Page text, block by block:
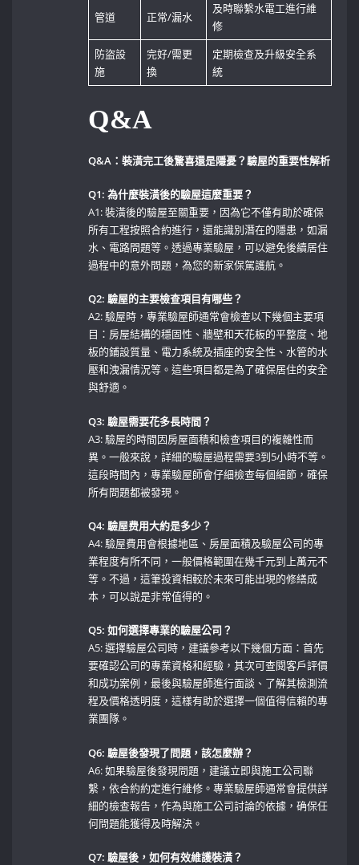
管道 正常/漏水
及時聯繫水電工進行維
修
防盜設
施
完好/需更
換
定期檢查及升級安全系
統
Q&A
Q&A：裝潢完工後驚喜還是隱憂？驗屋的重要性解析
Q1: 為什麼裝潢後的驗屋這麼重要？
A1:‌ 裝潢後的驗屋至關重要，因為它不僅有助於確保
所有工程按照合約進行，還能識別潛在的隱患，如漏
水、電路問題等。透過專業驗屋，可以避免後續居住
過程中的意外問題，為您的新家保駕護航。
Q2: 驗屋的主要檢查項目有哪些？
A2:⁣ 驗屋時，專業驗屋師通常會檢查以下幾個主要項
目：房屋結構的穩固性、牆壁和天花板的平整度、地
板的鋪設質量、電力系統及插座的安全性、水管的水
壓和洩漏情況等。這些項目都是為了確保居住的安全
與舒適。
Q3:⁢ 驗屋需要花多長時間？
A3: 驗屋的時間因房屋面積和檢查項目的複雜性而
異。一般來說，詳細的驗屋過程需要3到5小時不等。
這段時間內，專業驗屋師會仔細檢查每個細節，確保
所有問題都被發現。
Q4: 驗屋费用大約是多少？
A4: 驗屋費用會根據地區、房屋面積及驗屋公司的專
業程度有所不同，一般價格範圍在幾千元到上萬元不
等。不過，這筆投資相較於未來可能出現的修繕成
本，可以說是非常值得的。
Q5: 如何選擇專業的驗屋公司？
A5: 選擇驗屋公司時，建議參考以下幾個方面：首先
要確認公司的專業資格和經驗，其次可查閱客戶評價
和成功案例，最後與驗屋師進行面談、了解其檢測流
程及價格透明度，這樣有助於選擇一個值得信賴的專
業團隊。
Q6: 驗屋後發現了問題，該怎麼辦？
A6: 如果驗屋後發現問題，建議立即與施工公司聯
繫，依合約約定進行維修。專業驗屋師通常會提供詳
細的檢查報告，作為與施工公司討論的依據，确保任
何問題能獲得及時解決。
Q7: 驗屋後，如何有效維護裝潢？